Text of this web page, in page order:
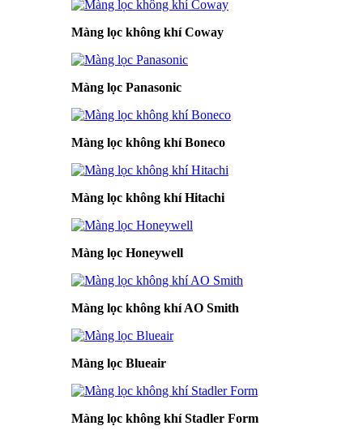
Màng lọc không khí Coway
Màng lọc Panasonic
Màng lọc không khí Boneco
Màng lọc không khí Hitachi
Màng lọc Honeywell
Màng lọc không khí AO Smith
Màng lọc Blueair
Màng lọc không khí Stadler Form